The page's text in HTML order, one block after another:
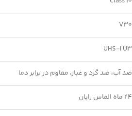
V30
UHS-I U3
ضد آب، ضد گرد و غبار، مقاوم در برابر دما
24 ماه الماس رایان